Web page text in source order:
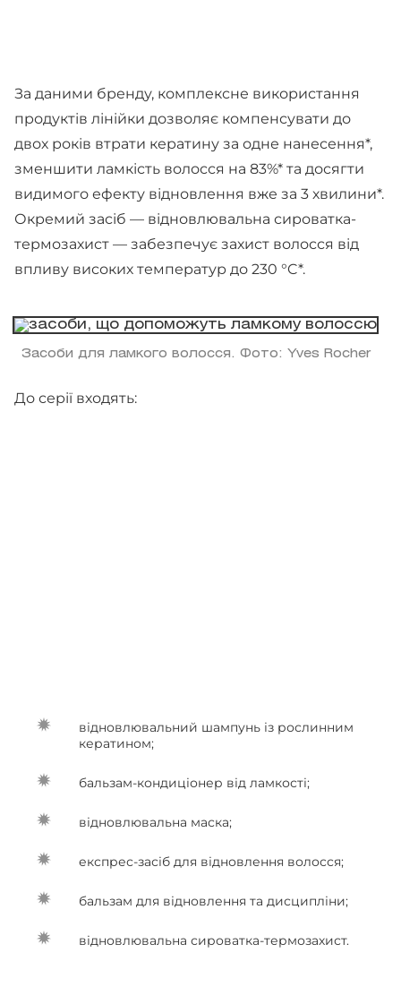
За даними бренду, комплексне використання
продуктів лінійки дозволяє компенсувати до
двох років втрати кератину за одне нанесення*,
зменшити ламкість волосся на 83%* та досягти
видимого ефекту відновлення вже за 3 хвилини*.
Окремий засіб — відновлювальна сироватка-
термозахист — забезпечує захист волосся від
впливу високих температур до 230 °C*.
Засоби для ламкого волосся. Фото: Yves Rocher
До серії входять:
відновлювальний шампунь із рослинним
кератином;
бальзам-кондиціонер від ламкості;
відновлювальна маска;
експрес-засіб для відновлення волосся;
бальзам для відновлення та дисципліни;
відновлювальна сироватка-термозахист.